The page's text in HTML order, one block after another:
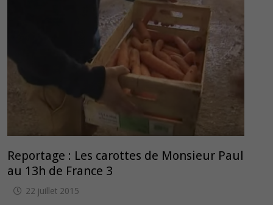
Reportage : Les carottes de Monsieur Paul
au 13h de France 3
22 juillet 2015